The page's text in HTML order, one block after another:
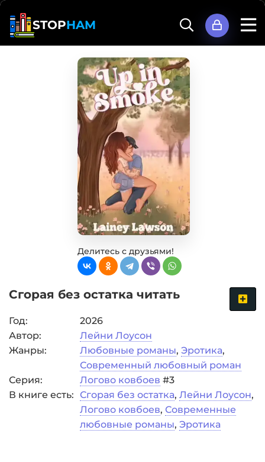
STOPHAM
Делитесь с друзьями!
Сгорая без остатка читать
Год:
2026
Автор:
Лейни Лоусон
Жанры:
Любовные романы, Эротика,
Современный любовный роман
Серия:
Логово ковбоев #3
В книге есть:
Сгорая без остатка, Лейни Лоусон,
Логово ковбоев, Современные
любовные романы, Эротика